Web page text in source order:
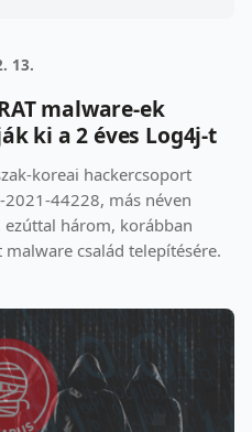
13.
malware-ek
ki a 2 éves Log4j-t
koreai hackercsoport
2021-44228, más néven
ezúttal három, korábban
család telepítésére.